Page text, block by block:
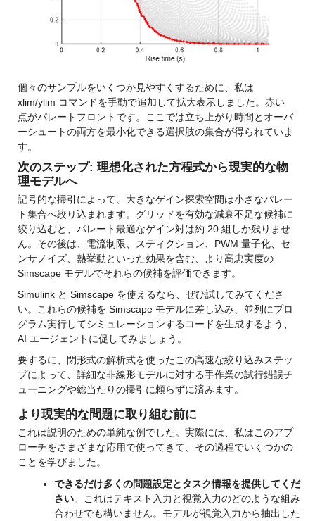
個々のサンプルをいくつか見やすくするために、私は
xlim/ylim コマンドを手動で追加して拡大表示しました。赤い
点がパレートフロントです。ここでは立ち上がり時間とオーバ
ーシュートの両方を最小化できる選択肢の集合が得られていま
す。
次のステップ: 理想化された方程式から現実的な物
理モデルへ
記号的な掃引によって、大きなゲイン探索空間は小さなパレー
ト集合へ絞り込まれます。グリッドを有効な減衰不足な候補に
絞り込むと、パレート最適なゲイン対は約 20 組しか残りませ
ん。その後は、電流制限、スティクション、PWM 量子化、セ
ンサノイズ、熱挙動といった効果を含む、より高忠実度の
Simscape モデルでそれらの候補を評価できます。
Simulink と Simscape を使えるなら、ぜひ試してみてくださ
い。これらの候補を Simscape モデルに差し込み、並列にプロ
グラム実行してシミュレーションするコードを生成するよう、
AI エージェントに促してみましょう。
要するに、閉形式の解析式を使ったこの高速な絞り込みステッ
プによって、詳細な非線形モデルに対する手作業の試行錯誤チ
ューニングや総当たりの掃引に頼らずに済みます。
より現実的な問題に取り組む前に
これは説明のための単純な例でした。実際には、私はこのアプ
ローチをさまざまな応用で使ってきて、その過程でいくつかの
ことを学びました。
できるだけ多くの問題設定とタスク情報を提供してくだ
さい。これはテキスト入力と視覚入力のどのような組み
合わせでも構いません。モデルが視覚入力から抽出した